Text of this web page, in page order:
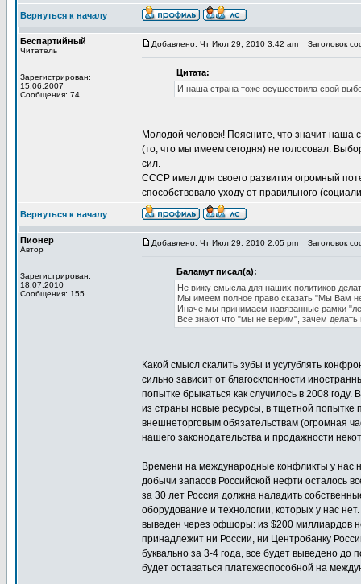
Вернуться к началу
Беспартийный
Читатель
Зарегистрирован:
15.06.2007
Сообщения: 74
Добавлено: Чт Июл 29, 2010 3:42 am Заголовок
Цитата:
И наша страна тоже осуществила свой
Молодой человек! Поясните, что значит наша
(то, что мы имеем сегодня) не голосовал.
сил.
СССР имел для своего развития огромный
способствовало уходу от правильного
Вернуться к началу
Пионер
Автор
Зарегистрирован:
18.07.2010
Сообщения: 155
Добавлено: Чт Июл 29, 2010 2:05 pm Заголовок
Баламут писал(а):
Не вижу смысла для наших политиков
Мы имеем полное право сказать "Мы Вам
Иначе мы принимаем навязанные рамки
Все знают что "мы не верим", зачем делать
Какой смысл скалить зубы и усугублять
сильно зависит от благосклонности
попытке брыкаться как случилось в 2008
из страны новые ресурсы, в тщетной попытке
внешнеторговым обязательствам (огромная
нашего законодательства и продажности
Времени на международные конфликты у нас
добычи запасов Российской нефти осталось
за 30 лет Россия должна наладить
оборудование и технологии, которых у нас
выведен через офшоры: из $200 миллиардов
принадлежит ни России, ни Центробанку
буквально за 3-4 года, все будет выведено до
будет оставаться платежеспособной на